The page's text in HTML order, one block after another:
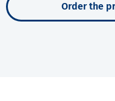
Order the